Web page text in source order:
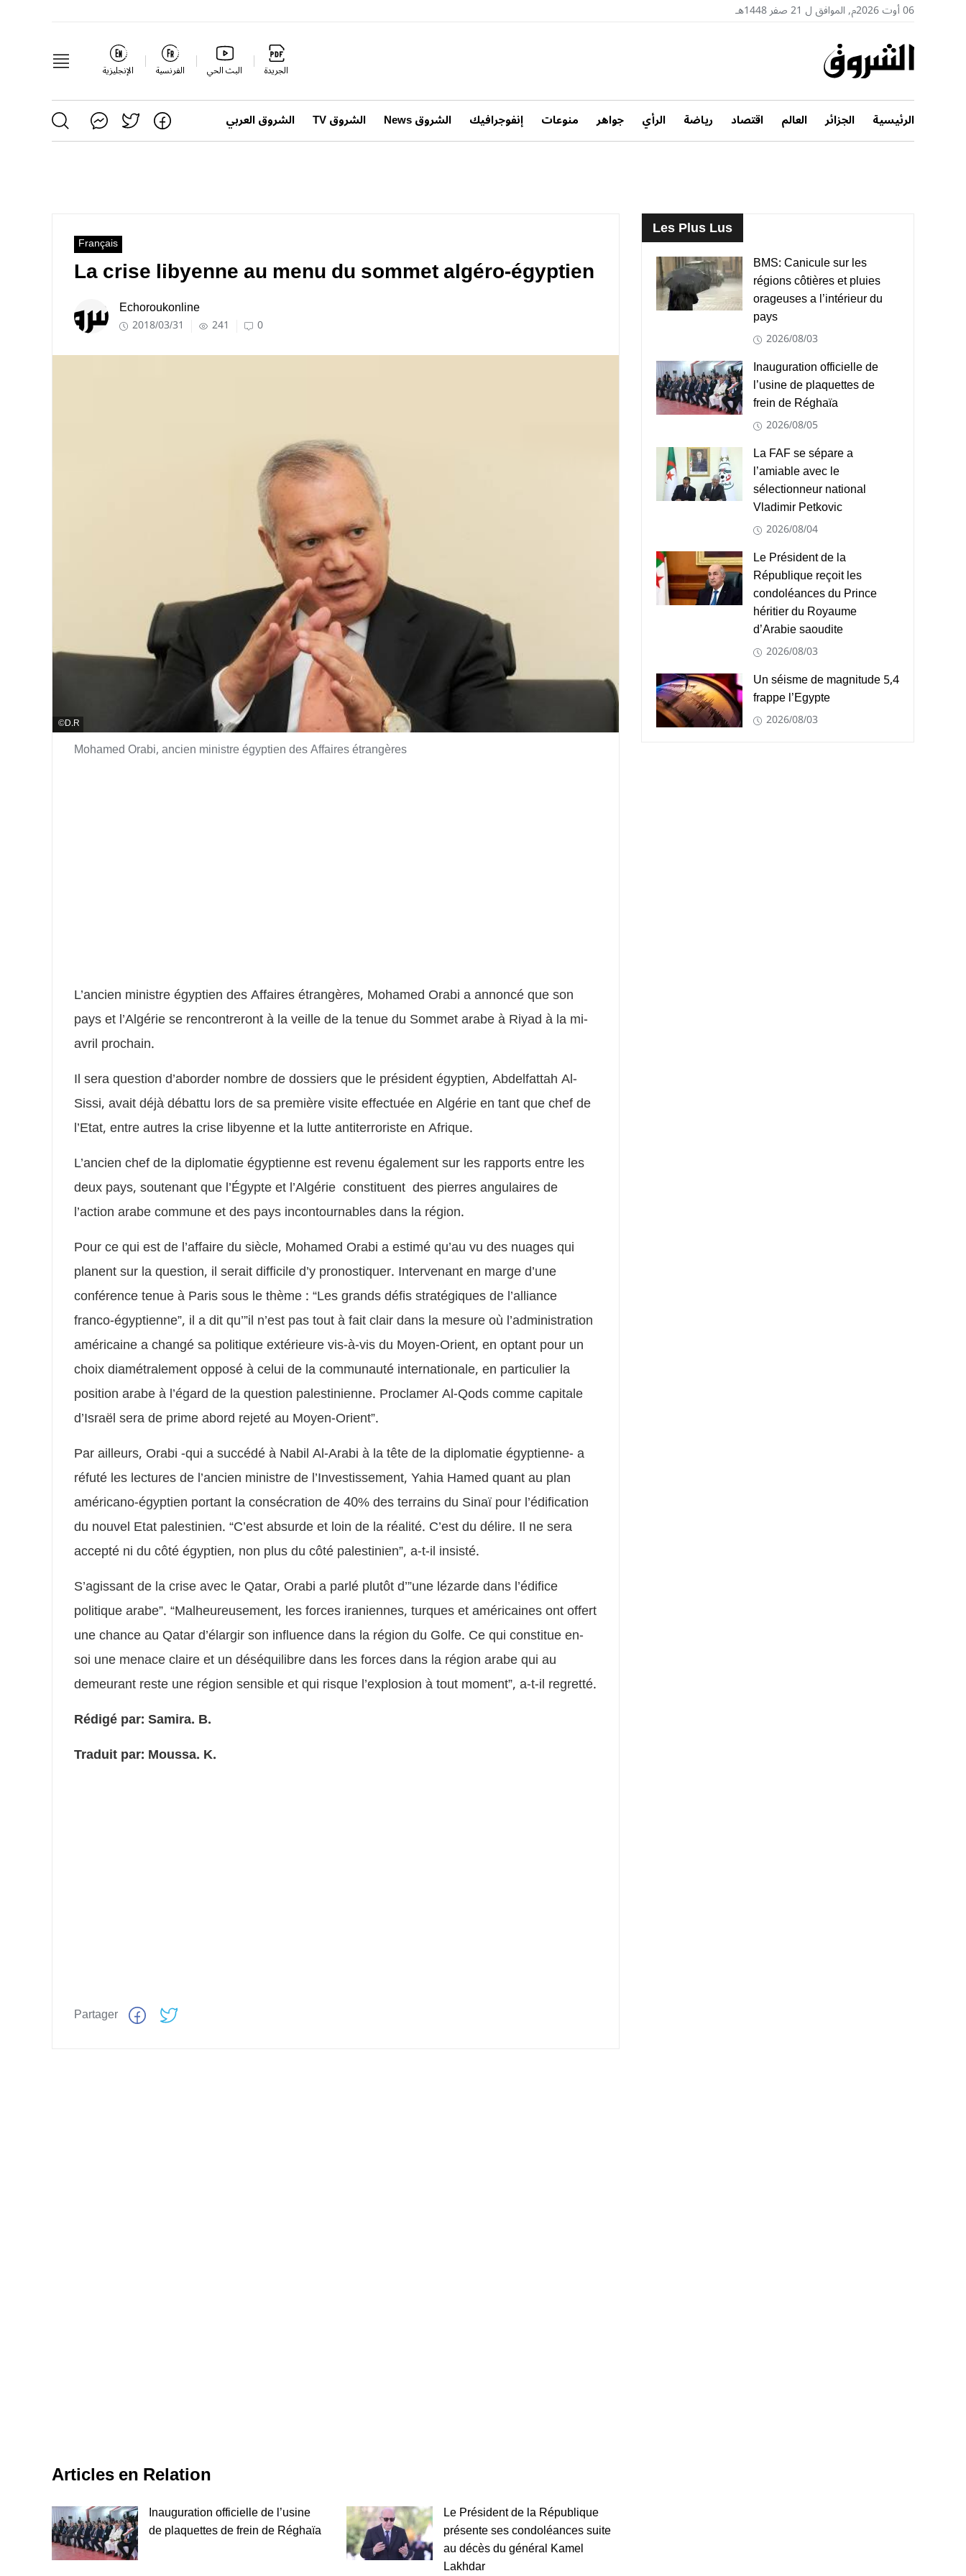
06 أوت 2026م, الموافق ل 21 صفر 1448هـ
الجريدة البث الحي الفرنسية الإنجليزية
الرئيسية الجزائر العالم اقتصاد رياضة الرأي جواهر منوعات إنفوجرافيك الشروق News الشروق TV الشروق العربي
Français
La crise libyenne au menu du sommet algéro-égyptien
Echoroukonline
2018/03/31 241 0
D.R
Mohamed Orabi, ancien ministre égyptien des Affaires étrangères
L’ancien ministre égyptien des Affaires étrangères, Mohamed Orabi a annoncé que son
pays et l’Algérie se rencontreront à la veille de la tenue du Sommet arabe à Riyad à la mi-
avril prochain.
Il sera question d’aborder nombre de dossiers que le président égyptien, Abdelfattah Al-
Sissi, avait déjà débattu lors de sa première visite effectuée en Algérie en tant que chef de
l’Etat, entre autres la crise libyenne et la lutte antiterroriste en Afrique.
L’ancien chef de la diplomatie égyptienne est revenu également sur les rapports entre les
deux pays, soutenant que l’Égypte et l’Algérie constituent des pierres angulaires de
l’action arabe commune et des pays incontournables dans la région.
Pour ce qui est de l’affaire du siècle, Mohamed Orabi a estimé qu’au vu des nuages qui
planent sur la question, il serait difficile d’y pronostiquer. Intervenant en marge d’une
conférence tenue à Paris sous le thème : “Les grands défis stratégiques de l’alliance
franco-égyptienne”, il a dit qu’”il n’est pas tout à fait clair dans la mesure où l’administration
américaine a changé sa politique extérieure vis-à-vis du Moyen-Orient, en optant pour un
choix diamétralement opposé à celui de la communauté internationale, en particulier la
position arabe à l’égard de la question palestinienne. Proclamer Al-Qods comme capitale
d’Israël sera de prime abord rejeté au Moyen-Orient”.
Par ailleurs, Orabi -qui a succédé à Nabil Al-Arabi à la tête de la diplomatie égyptienne- a
réfuté les lectures de l’ancien ministre de l’Investissement, Yahia Hamed quant au plan
américano-égyptien portant la consécration de 40% des terrains du Sinaï pour l’édification
du nouvel Etat palestinien. “C’est absurde et loin de la réalité. C’est du délire. Il ne sera
accepté ni du côté égyptien, non plus du côté palestinien”, a-t-il insisté.
S’agissant de la crise avec le Qatar, Orabi a parlé plutôt d’”une lézarde dans l’édifice
politique arabe”. “Malheureusement, les forces iraniennes, turques et américaines ont offert
une chance au Qatar d’élargir son influence dans la région du Golfe. Ce qui constitue en-
soi une menace claire et un déséquilibre dans les forces dans la région arabe qui au
demeurant reste une région sensible et qui risque l’explosion à tout moment”, a-t-il regretté.
Rédigé par: Samira. B.
Traduit par: Moussa. K.
Partager
Articles en Relation
Inauguration officielle de l’usine
de plaquettes de frein de Réghaïa
Le Président de la République
présente ses condoléances suite
au décès du général Kamel
Lakhdar
Les Plus Lus
BMS: Canicule sur les
régions côtières et pluies
orageuses a l’intérieur du
pays
2026/08/03
Inauguration officielle de
l’usine de plaquettes de
frein de Réghaïa
2026/08/05
La FAF se sépare a
l’amiable avec le
sélectionneur national
Vladimir Petkovic
2026/08/04
Le Président de la
République reçoit les
condoléances du Prince
héritier du Royaume
d’Arabie saoudite
2026/08/03
Un séisme de magnitude 5,4
frappe l’Egypte
2026/08/03